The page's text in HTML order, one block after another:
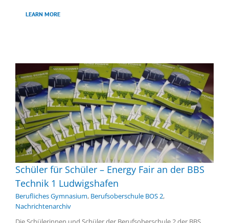
LEARN MORE
Schüler für Schüler – Energy Fair an der BBS
Technik 1 Ludwigshafen
Berufliches Gymnasium, Berufsoberschule BOS 2,
Nachrichtenarchiv